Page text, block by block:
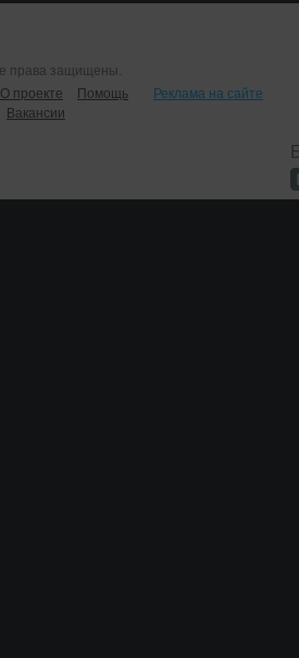
права защищены.
О проекте Помощь
Реклама на сайте
Вакансии